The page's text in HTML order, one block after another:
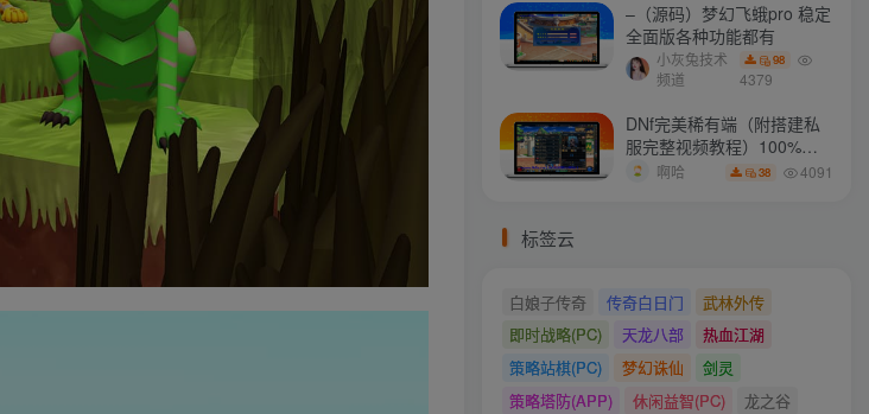
–（源码）梦幻飞蛾pro 稳定
全面版各种功能都有
小灰兔技术
频道
98
4379
DNf完美稀有端（附搭建私
服完整视频教程）100%可
搭建(附完美端升级补丁)
啊哈 38 4091
标签云
白娘子传奇 传奇白日门
武林外传
即时战略(PC)
天龙八部
热血江湖
策略站棋(PC)
梦幻诛仙
剑灵
策略塔防(APP)
休闲益智(PC)
龙之谷